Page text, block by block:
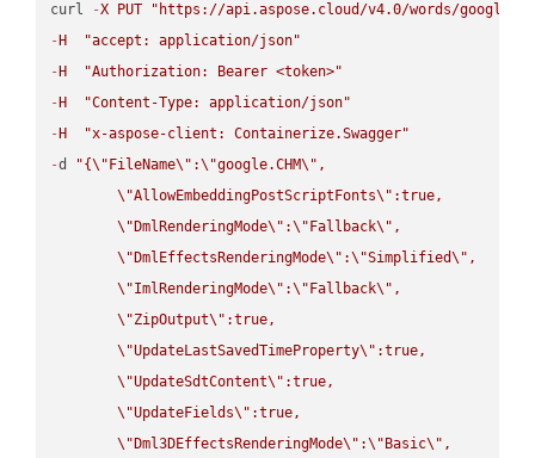
curl
-X PUT
"https://api.aspose.cloud/v4.0/words/
- H
"accept: application/json"
- H
"Authorization: Bearer <token>"
- H
"Content-Type: application/json"
- H
"x-aspose-client: Containerize.Swagger"
-d "{\" FileName\" :\"google.CHM\" ,
\"AllowEmbeddingPostScriptFonts\" :true,
\" DmlRenderingMode\" :\" Fallback\" ,
\" DmlEffectsRenderingMode\" :\"Simplified\" ,
\"ImlRenderingMode\" :\" Fallback\" ,
\"ZipOutput\" :true,
\"UpdateLastSavedTimeProperty\" :true,
\"UpdateSdtContent\" :true,
\"UpdateFields\" :true,
\" Dml3DEffectsRenderingMode\" :\" Basic\" ,